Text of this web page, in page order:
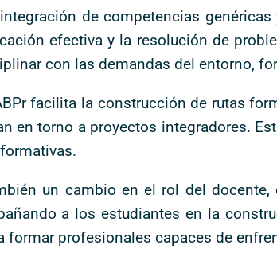
de competencias
efectiva y la resolución de
con las demandas del entorno,
facilita la construcción de rutas
en torno a proyectos integradores.
un cambio en el rol del
a los estudiantes en la
formar profesionales capaces de